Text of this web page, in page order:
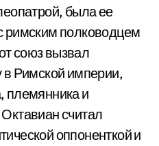
была ее
римским полководцем
союз вызвал
в Римской империи,
племянника и
считал
оппоненткой и